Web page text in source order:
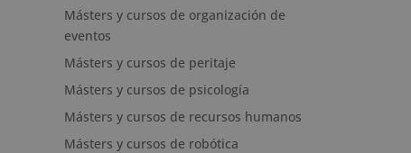
Másters y cursos de organización de
eventos
Másters y cursos de peritaje
Másters y cursos de psicología
Másters y cursos de recursos humanos
Másters y cursos de robótica